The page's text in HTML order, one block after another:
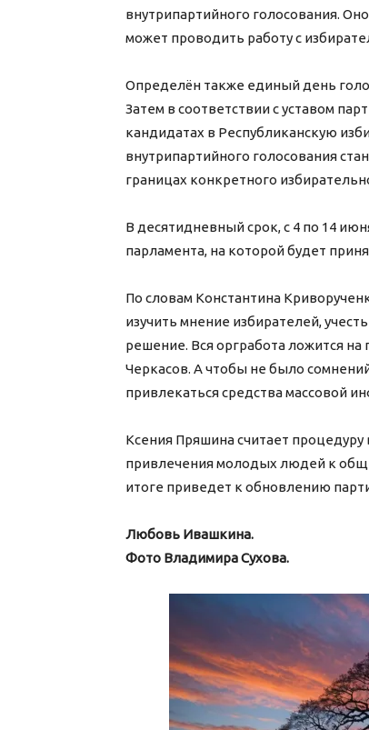
внутрипартийного голосования.
может проводить работу с
Определён также единый день
Затем в соответствии с уставом
кандидатах в Республиканскую
внутрипартийного голосования
границах конкретного
В десятидневный срок, с 4 по 14
парламента, на которой будет
По словам Константина
изучить мнение избирателей,
решение. Вся оргработа ложится
Черкасов. А чтобы не было
привлекаться средства массовой
Ксения Пряшина считает
привлечения молодых людей к
итоге приведет к обновлению
Любовь Ивашкина.
Фото Владимира Сухова.